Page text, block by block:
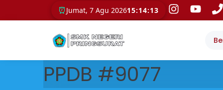
⏰ Jumat, 7 Agu 202615:14:13
PPDB #9077